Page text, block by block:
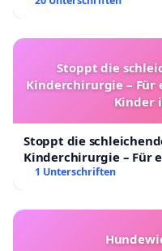
Stoppt die
Kinderchirurgie – Für
Kinder
Stoppt die
Kinderchirurgie – Für
Kinder in Deutschland
1 Unterschriften